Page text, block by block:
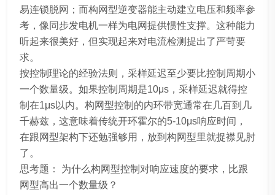
易连锁脱网；而构网型逆变器能主动建立电压和频率参
考，像同步发电机一样为电网提供惯性支撑。这种能力
听起来很美好，但实现起来对电流检测提出了严苛要
求。
按控制理论的经验法则，采样延迟至少要比控制周期小
一个数量级。如果控制周期是10μs，采样延迟就得控
制在1μs以内。构网型控制的内环带宽通常在几百到几
千赫兹，这意味着传统开环霍尔的5-10μs响应时间，
在跟网型架构下还勉强够用，放到构网型里就捉襟见肘
了。
思考题： 为什么构网型控制对响应速度的要求，比跟
网型高出一个数量级？